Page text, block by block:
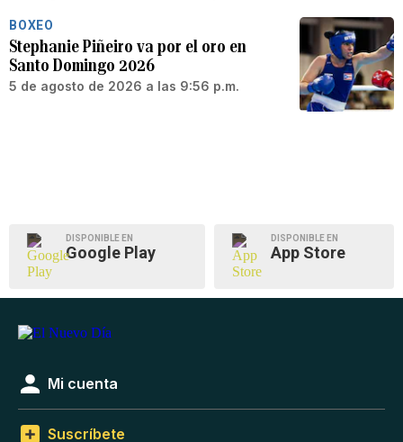
BOXEO
Stephanie Piñeiro va por el oro en
Santo Domingo 2026
5 de agosto de 2026 a las 9:56 p.m.
DISPONIBLE EN
Google Play
DISPONIBLE EN
App Store
Mi cuenta
Suscríbete